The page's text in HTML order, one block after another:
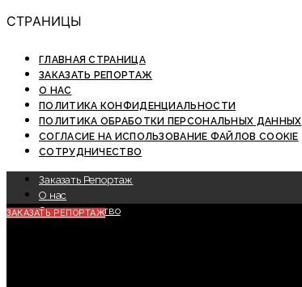
СТРАНИЦЫ
ГЛАВНАЯ СТРАНИЦА
ЗАКАЗАТЬ РЕПОРТАЖ
О НАС
ПОЛИТИКА КОНФИДЕНЦИАЛЬНОСТИ
ПОЛИТИКА ОБРАБОТКИ ПЕРСОНАЛЬНЫХ ДАННЫХ
СОГЛАСИЕ НА ИСПОЛЬЗОВАНИЕ ФАЙЛОВ COOKIE
СОТРУДНИЧЕСТВО
Заказать Репортаж
О нас
Сотрудничество
ЗАКАЗАТЬ РЕПОРТАЖ